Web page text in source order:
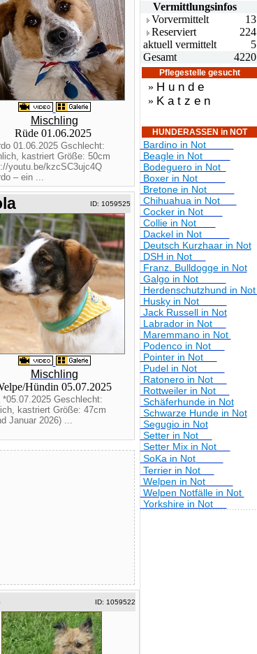
Mischling
Rüde 01.06.2025
01.06.2025 Gschlecht:
kastriert Größe: 50cm
youtu.be/kzcSC3ujc4Q
– ein ...
ID: 1059525
Mischling
Hündin 05.07.2025
*05.07.2025 Geschlecht:
kastriert Größe: 47cm
Januar 2026) ...
ID: 1059522
Vermittlungsinfos
Vorvermittelt
13
Reserviert
224
aktuell vermittelt
5
Gesamt
4220
Pflegestelle gesucht
» H u n d e
» K a t z e n
HUNDERASSEN in NOT
Bardino in Not
Beagle in Not
Bodeguero in Not
Boxer in Not
Bretone in Not
Chihuahua in Not
Cocker in Not
Collie in Not
Dackel in Not
Deutsch Kurzhaar in Not
DSH in Not
Franz. Bulldogge in Not
Galgo in Not
Herdenschutzhund in Not
Husky in Not
Jack Russell in Not
Labrador in Not
Maremmano in Not
Podenco in Not
Pointer in Not
Pudel in Not
Ratonero in Not
Rottweiler in Not
Schäferhunde in Not
Schwarze Hunde in Not
Segugio in Not
Setter in Not
Setter Mix in Not
SoKa in Not
Terrier in Not
Welpen in Not
Welpen Notfälle in Not
Yorkshire in Not